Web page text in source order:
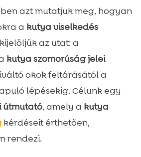
tényezők, amelyek hasonló
szakemberhez?
lépések a hangulat
a viselkedésben és
és kiegészítők a
mindennapokért
azt mutatjuk meg, hogyan
a kutya viselkedés
az utat: a
kutya szomorúság jelei
okok feltárásától a
lépésekig. Célunk egy
útmutató, amely a kutya
kérdéseit érthetően,
rendezi.